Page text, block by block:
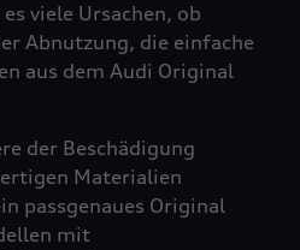
viele Ursachen, ob
Abnutzung, die einfache
aus dem Audi Original
der Beschädigung
Materialien
passgenaues Original
mit